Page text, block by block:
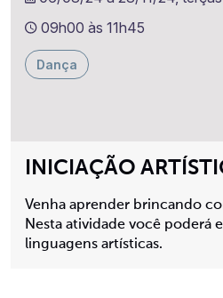
INICIAÇÃO
Venha aprender brincando
Nesta atividade você poderá
linguagens artísticas.
09h00 às 11h45
Dança